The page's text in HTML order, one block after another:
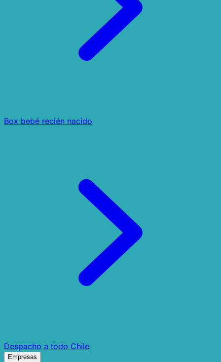
Box bebé recién nacido
Despacho a todo Chile
Empresas